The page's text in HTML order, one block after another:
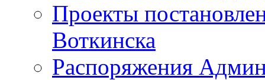
Проекты
Воткинска
Распоряжения